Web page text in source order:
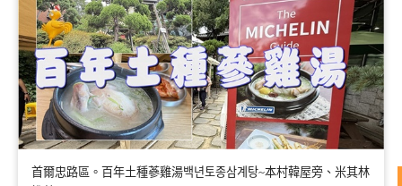
首爾忠路區。百年土種蔘雞湯백년토종삼계탕~本村韓屋旁、米其林